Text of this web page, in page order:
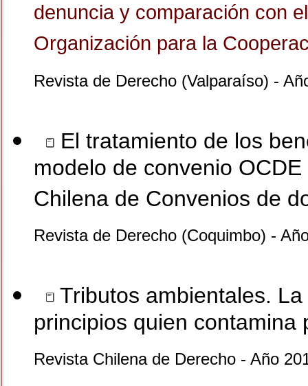
denuncia y comparación con
Organización para la
Revista de Derecho (Valparaíso) -
El tratamiento de los
modelo de convenio
Chilena de Convenios de
Revista de Derecho (Coquimbo) -
Tributos ambientales.
principios quien
Revista Chilena de Derecho - Año